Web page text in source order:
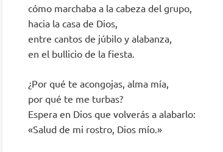
cómo marchaba a la cabeza del grupo,
hacia la casa de Dios,
entre cantos de júbilo y alabanza,
en el bullicio de la fiesta.
¿Por qué te acongojas, alma mía,
por qué te me turbas?
Espera en Dios que volverás a alabarlo:
«Salud de mi rostro, Dios mío.»